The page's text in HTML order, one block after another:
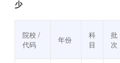
少
院校 /
代码
年份
科
目
批
次